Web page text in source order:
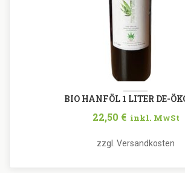
zzgl. Versandkosten
BIO HANFÖL 1 LITER DE-
22,50 € inkl. MwSt